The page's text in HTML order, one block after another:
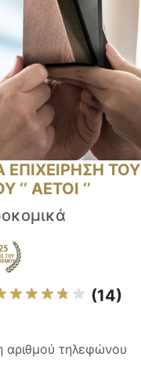
ΕΠΙΧΕΙΡΗΣΗ ΤΟΥ
ΑΕΤΟΙ ‘’
(14)
αριθμού τηλεφώνου